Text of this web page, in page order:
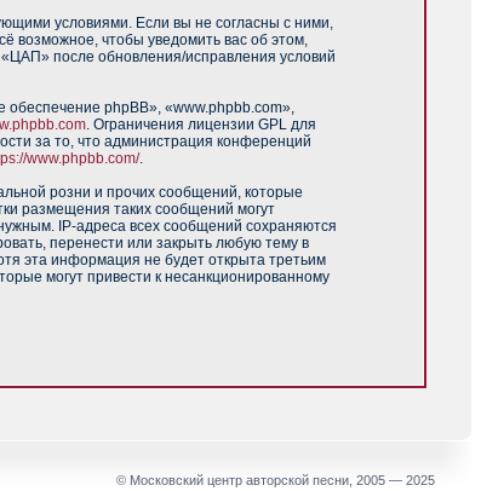
условиями. Если вы не согласны с ними,
возможное, чтобы уведомить вас об этом,
после обновления/исправления условий
phpBB», «www.phpbb.com»,
. Ограничения лицензии GPL для
за то, что администрация конференций
www.phpbb.com/.
розни и прочих сообщений, которые
размещения таких сообщений могут
IP-адреса всех сообщений сохраняются
перенести или закрыть любую тему в
эта информация не будет открыта третьим
могут привести к несанкционированному
© Московский центр авторской песни, 2005 — 2025